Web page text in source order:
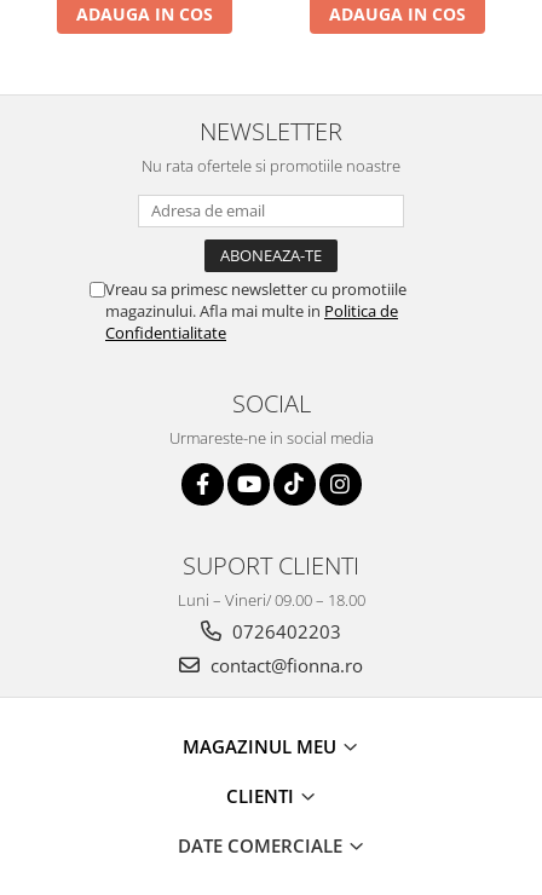
ADAUGA IN COS ADAUGA IN COS
NEWSLETTER
Nu rata ofertele si promotiile noastre
Vreau sa primesc newsletter cu promotiile
magazinului. Afla mai multe in Politica de
Confidentialitate
SOCIAL
Urmareste-ne in social media
SUPORT CLIENTI
Luni – Vineri/ 09.00 – 18.00
0726402203
contact@fionna.ro
MAGAZINUL MEU
CLIENTI
DATE COMERCIALE